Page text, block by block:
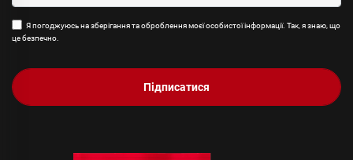
Я погоджуюсь на зберігання та оброблення моєї особистої інформації. Так, я знаю, що
це безпечно.
Підписатися